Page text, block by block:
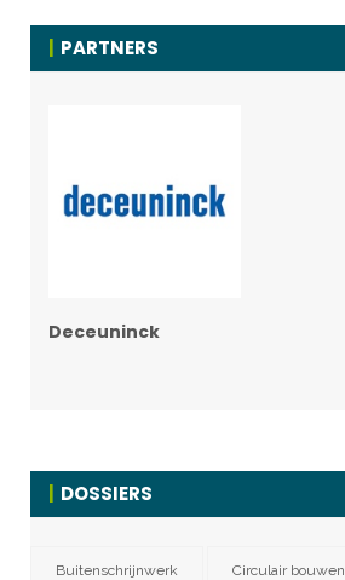
PARTNERS
Deceuninck
DOSSIERS
Buitenschrijnwerk Circulair bouwen